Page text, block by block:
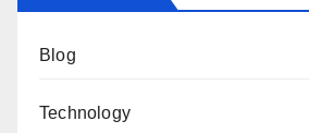
Blog
Technology